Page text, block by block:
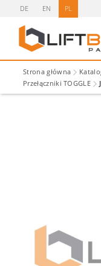
DE EN PL
Strona główna
Przełączniki TOGGLE